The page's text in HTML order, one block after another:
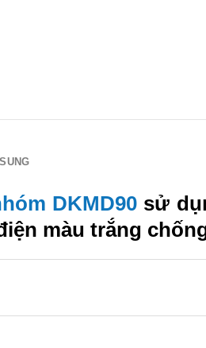
DKMD90 sử
màu trắng